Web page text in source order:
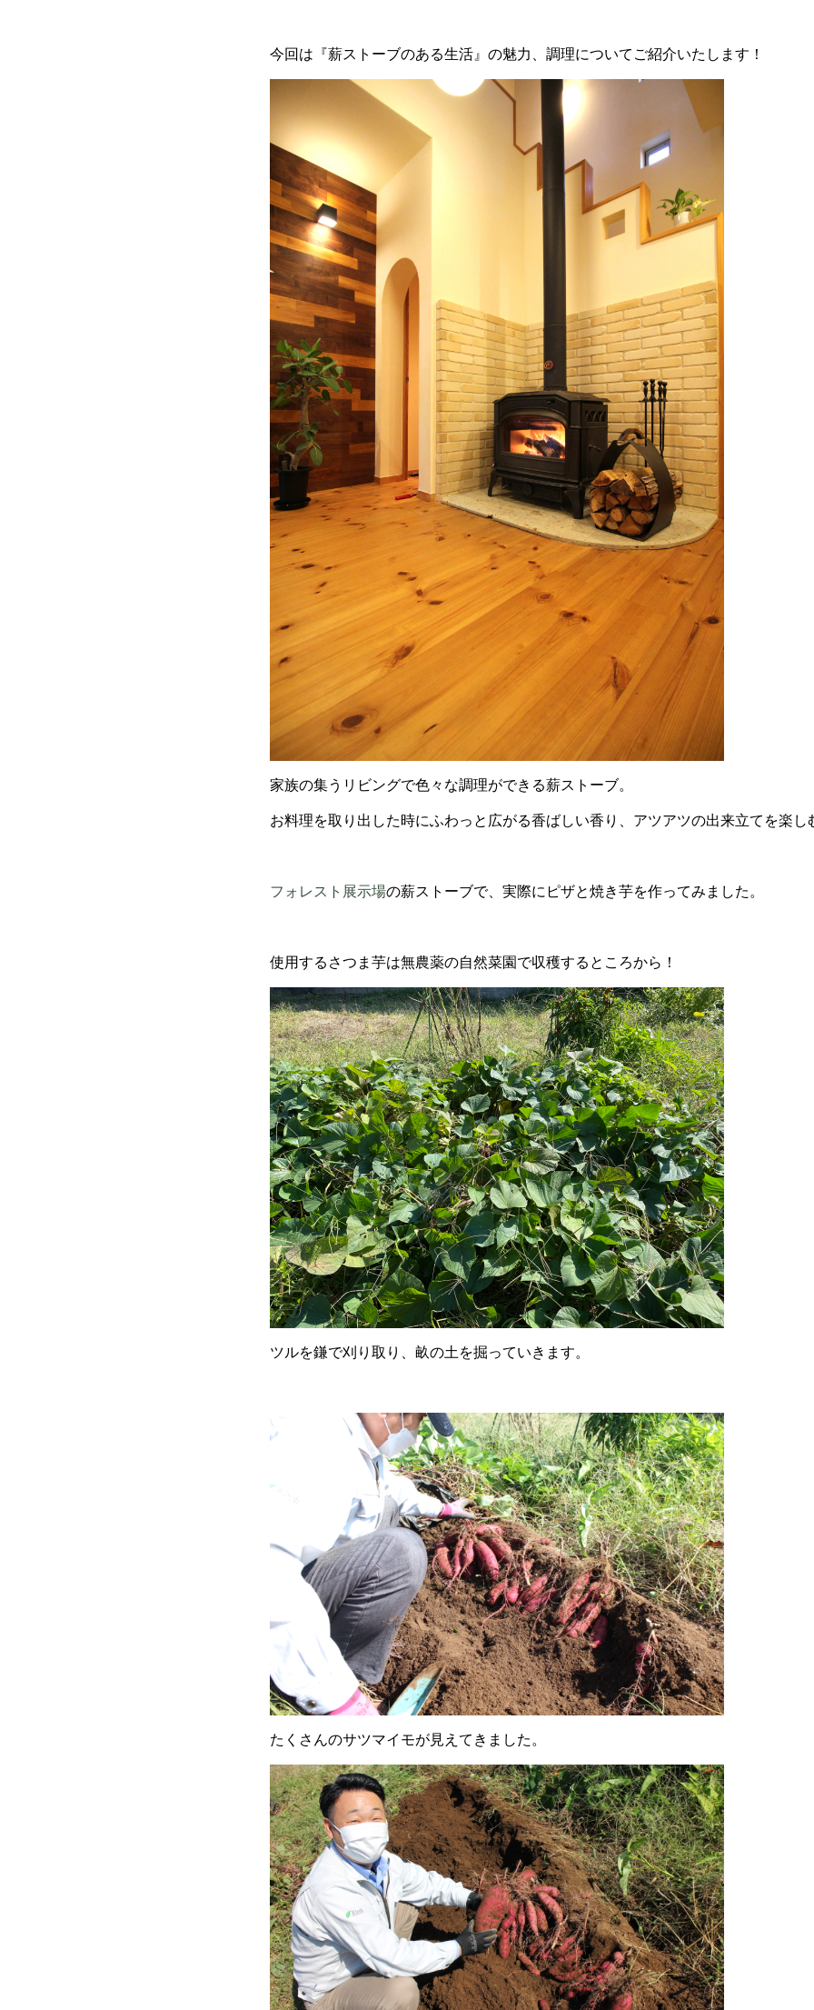
今回は『薪ストーブのある生活』の魅力、調理についてご紹介いたします！
家族の集うリビングで色々な調理ができる薪ストーブ。
お料理を取り出した時にふわっと広がる香ばしい香り、アツアツの出来立てを楽
フォレスト展示場の薪ストーブで、実際にピザと焼き芋を作ってみました。
使用するさつま芋は無農薬の自然菜園で収穫するところから！
ツルを鎌で刈り取り、畝の土を掘っていきます。
たくさんのサツマイモが見えてきました。